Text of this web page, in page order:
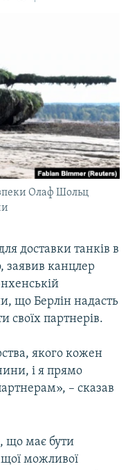
Олаф Шольц
доставки танків в
заявив канцлер
що Берлін надасть
своїх партнерів.
якого кожен
і я прямо
– сказав
що має бути
можливої